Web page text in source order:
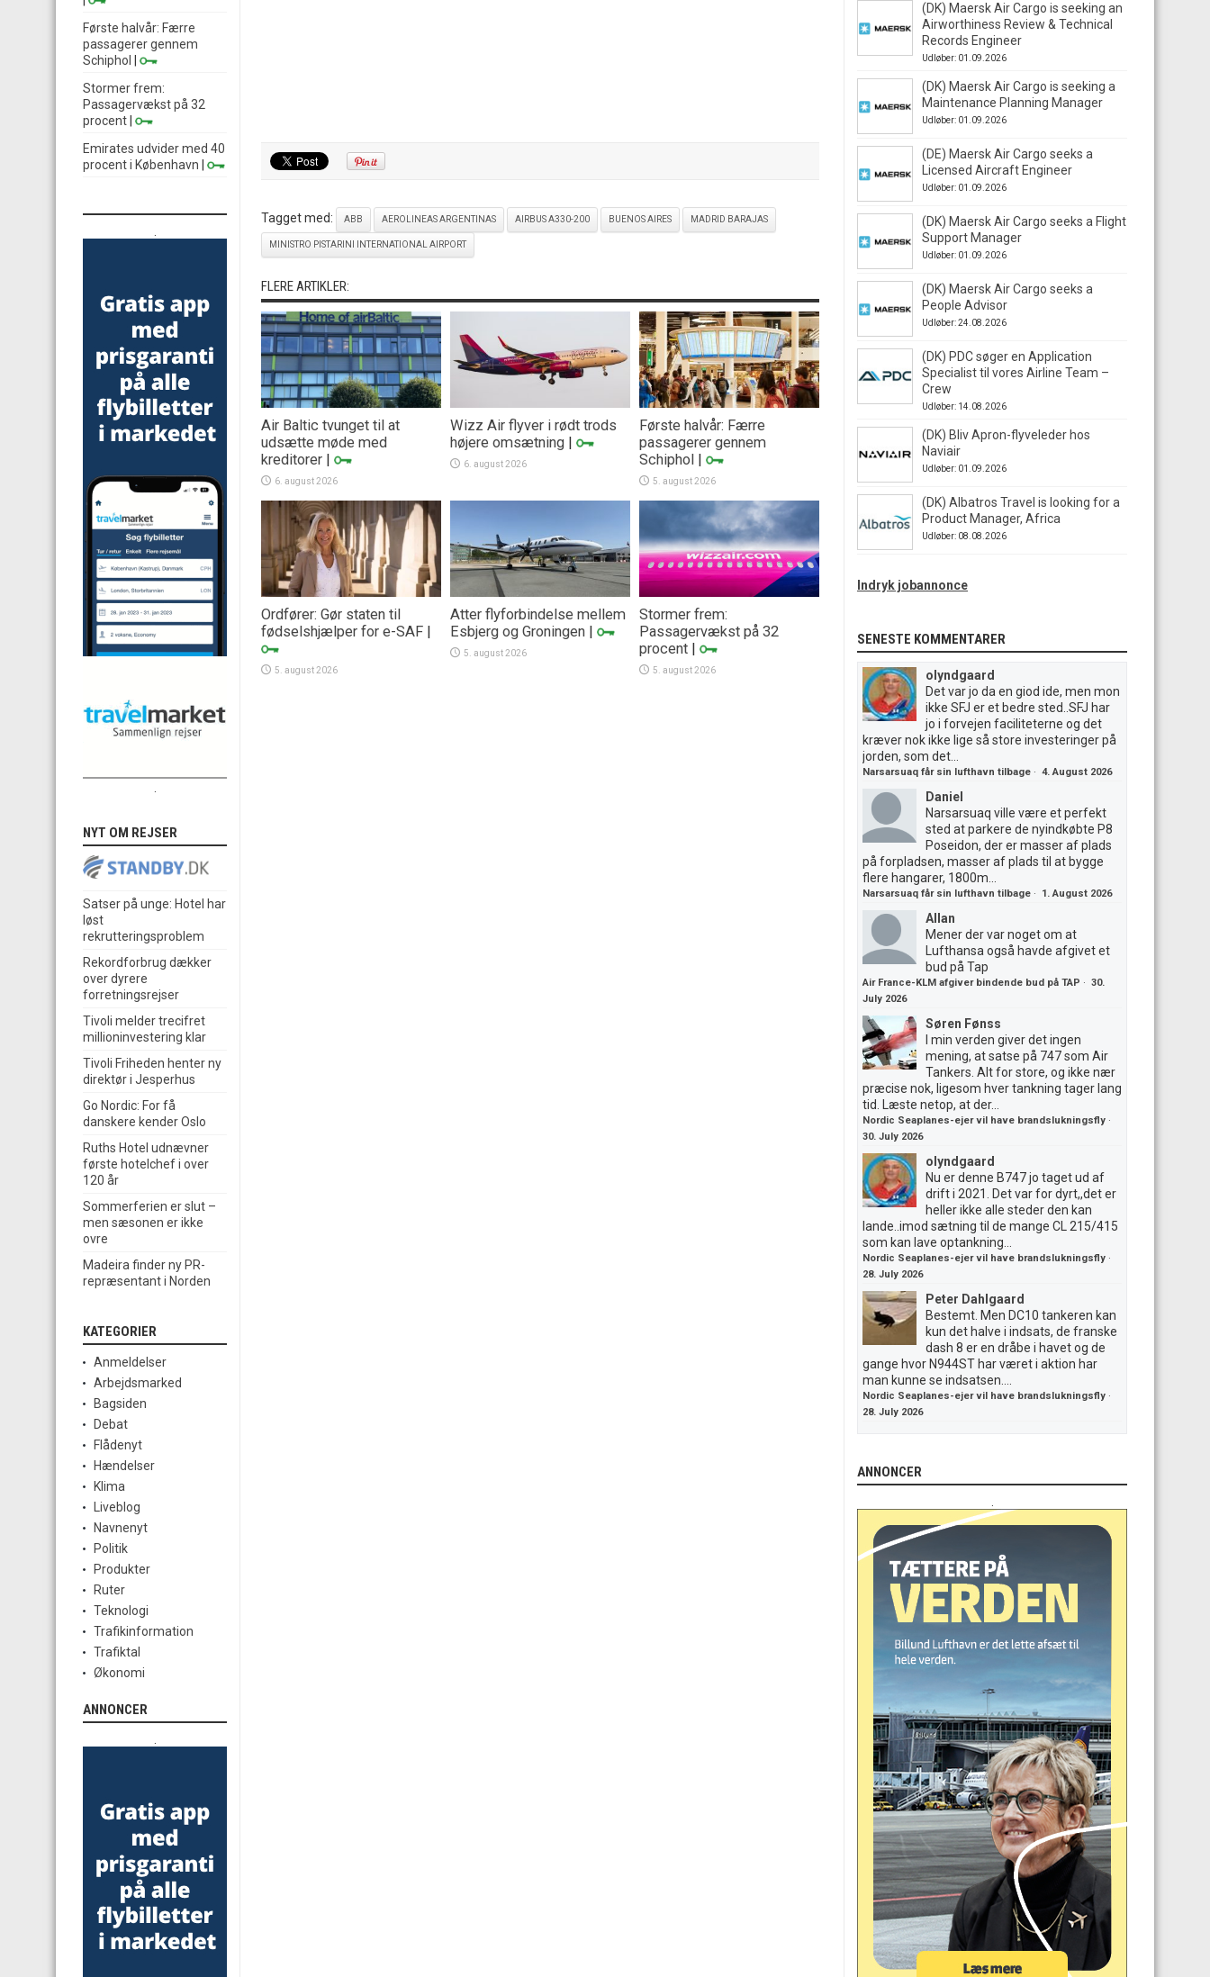
Tagget med: ABB AEROLINEAS ARGENTINAS AIRBUS A330-200 BUENOS AIRES MADRID BARAJAS
MINISTRO PISTARINI INTERNATIONAL AIRPORT
FLERE ARTIKLER:
Air Baltic tvunget til at
udsætte møde med
kreditorer |
6. august 2026
Wizz Air flyver i rødt trods
højere omsætning |
6. august 2026
Første halvår: Færre
passagerer gennem
Schiphol |
5. august 2026
Ordfører: Gør staten til
fødselshjælper for e-SAF |
5. august 2026
Atter flyforbindelse mellem
Esbjerg og Groningen |
5. august 2026
Stormer frem:
Passagervækst på 32
procent |
5. august 2026
Første halvår: Færre
passagerer gennem
Schiphol
Stormer frem:
Passagervækst på 32
procent
Emirates udvider med 40
procent i København
NYT OM REJSER
Satser på unge: Hotel har
løst
rekrutteringsproblem
Rekordforbrug dækker
over dyrere
forretningsrejser
Tivoli melder trecifret
millioninvestering klar
Tivoli Friheden henter ny
direktør i Jesperhus
Go Nordic: For få
danskere kender Oslo
Ruths Hotel udnævner
første hotelchef i over
120 år
Sommerferien er slut –
men sæsonen er ikke
ovre
Madeira finder ny PR-
repræsentant i Norden
KATEGORIER
Anmeldelser
Arbejdsmarked
Bagsiden
Debat
Flådenyt
Hændelser
Klima
Liveblog
Navnenyt
Politik
Produkter
Ruter
Teknologi
Trafikinformation
Trafiktal
Økonomi
ANNONCER
(DK) Maersk Air Cargo is seeking an
Airworthiness Review & Technical
Records Engineer
Udløber: 01.09.2026
(DK) Maersk Air Cargo is seeking a
Maintenance Planning Manager
Udløber: 01.09.2026
(DE) Maersk Air Cargo seeks a
Licensed Aircraft Engineer
Udløber: 01.09.2026
(DK) Maersk Air Cargo seeks a Flight
Support Manager
Udløber: 01.09.2026
(DK) Maersk Air Cargo seeks a
People Advisor
Udløber: 24.08.2026
(DK) PDC søger en Application
Specialist til vores Airline Team –
Crew
Udløber: 14.08.2026
(DK) Bliv Apron-flyveleder hos
Naviair
Udløber: 01.09.2026
(DK) Albatros Travel is looking for a
Product Manager, Africa
Udløber: 08.08.2026
Indryk jobannonce
SENESTE KOMMENTARER
olyndgaard
Det var jo da en giod ide, men mon
ikke SFJ er et bedre sted..SFJ har
jo i forvejen faciliteterne og det
kræver nok ikke lige så store investeringer på
jorden, som det...
Narsarsuaq får sin lufthavn tilbage · 4. August 2026
Daniel
Narsarsuaq ville være et perfekt
sted at parkere de nyindkøbte P8
Poseidon, der er masser af plads
på forpladsen, masser af plads til at bygge
flere hangarer, 1800m...
Narsarsuaq får sin lufthavn tilbage · 1. August 2026
Allan
Mener der var noget om at
Lufthansa også havde afgivet et
bud på Tap
Air France-KLM afgiver bindende bud på TAP · 30.
July 2026
Søren Fønss
I min verden giver det ingen
mening, at satse på 747 som Air
Tankers. Alt for store, og ikke nær
præcise nok, ligesom hver tankning tager lang
tid. Læste netop, at der...
Nordic Seaplanes-ejer vil have brandslukningsfly ·
30. July 2026
olyndgaard
Nu er denne B747 jo taget ud af
drift i 2021. Det var for dyrt,,det er
heller ikke alle steder den kan
lande..imod sætning til de mange CL 215/415
som kan lave optankning...
Nordic Seaplanes-ejer vil have brandslukningsfly ·
28. July 2026
Peter Dahlgaard
Bestemt. Men DC10 tankeren kan
kun det halve i indsats, de franske
dash 8 er en dråbe i havet og de
gange hvor N944ST har været i aktion har
man kunne se indsatsen....
Nordic Seaplanes-ejer vil have brandslukningsfly ·
28. July 2026
ANNONCER